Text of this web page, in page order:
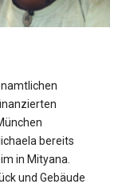
bereits
in Mityana.
und Gebäude